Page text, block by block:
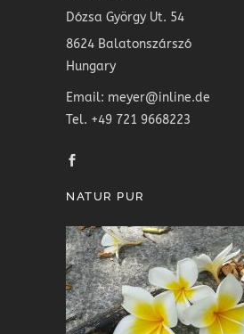
Dózsa György Ut. 54
8624 Balatonszárszó
Hungary
Email: meyer@inline.de
Tel. +49 721 9668223
NATUR PUR